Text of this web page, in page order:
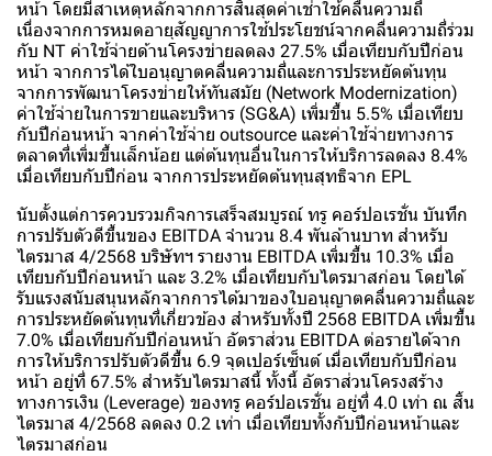
หน้า โดยมีสาเหตุหลักจากการสิ้นสุดค่าเช่าใช้คลื่นความถี่
เนื่องจากการหมดอายุสัญญาการใช้ประโยชน์จากคลื่นความถี่ร่วม
กับ NT ค่าใช้จ่ายด้านโครงข่ายลดลง 27.5% เมื่อเทียบกับปีก่อน
หน้า จากการได้ใบอนุญาตคลื่นความถี่และการประหยัดต้นทุน
จากการพัฒนาโครงข่ายให้ทันสมัย (Network Modernization)
ค่าใช้จ่ายในการขายและบริหาร (SG&A) เพิ่มขึ้น 5.5% เมื่อเทียบ
กับปีก่อนหน้า จากค่าใช้จ่าย outsource และค่าใช้จ่ายทางการ
ตลาดที่เพิ่มขึ้นเล็กน้อย แต่ต้นทุนอื่นในการให้บริการลดลง 8.4%
เมื่อเทียบกับปีก่อน จากการประหยัดต้นทุนสุทธิจาก EPL
นับตั้งแต่การควบรวมกิจการเสร็จสมบูรณ์ ทรู คอร์ปอเรชั่น บันทึก
การปรับตัวดีขึ้นของ EBITDA จำนวน 8.4 พันล้านบาท สำหรับ
ไตรมาส 4/2568 บริษัทฯ รายงาน EBITDA เพิ่มขึ้น 10.3% เมื่อ
เทียบกับปีก่อนหน้า และ 3.2% เมื่อเทียบกับไตรมาสก่อน โดยได้
รับแรงสนับสนุนหลักจากการได้มาของใบอนุญาตคลื่นความถี่และ
การประหยัดต้นทุนที่เกี่ยวข้อง สำหรับทั้งปี 2568 EBITDA เพิ่มขึ้น
7.0% เมื่อเทียบกับปีก่อนหน้า อัตราส่วน EBITDA ต่อรายได้จาก
การให้บริการปรับตัวดีขึ้น 6.9 จุดเปอร์เซ็นต์ เมื่อเทียบกับปีก่อน
หน้า อยู่ที่ 67.5% สำหรับไตรมาสนี้ ทั้งนี้ อัตราส่วนโครงสร้าง
ทางการเงิน (Leverage) ของทรู คอร์ปอเรชั่น อยู่ที่ 4.0 เท่า ณ สิ้น
ไตรมาส 4/2568 ลดลง 0.2 เท่า เมื่อเทียบทั้งกับปีก่อนหน้าและ
ไตรมาสก่อน